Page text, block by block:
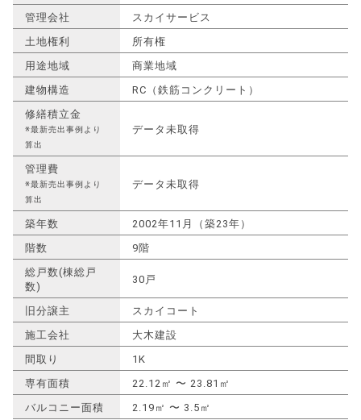
管理会社
スカイサービス
土地権利
所有権
用途地域
商業地域
建物構造
RC（鉄筋コンクリート）
修繕積立金
※最新売出事例より
算出
データ未取得
管理費
※最新売出事例より
算出
データ未取得
築年数
2002年11月（築23年）
階数
9階
総戸数(棟総戸
数)
30戸
旧分譲主
スカイコート
施工会社
大木建設
間取り
1K
専有面積
22.12㎡ 〜 23.81㎡
バルコニー面積
2.19㎡ 〜 3.5㎡